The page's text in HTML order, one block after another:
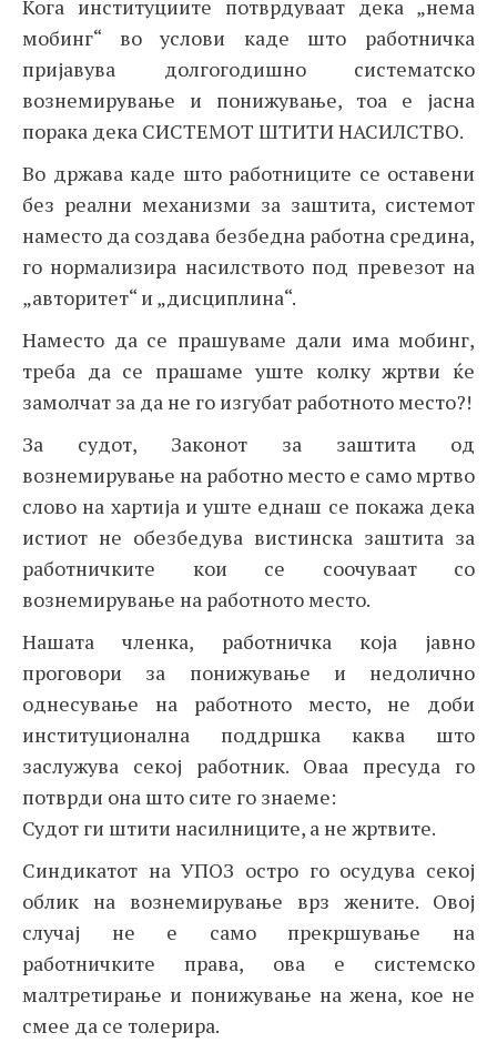
Кога институциите потврдуваат дека „нема
мобинг“ во услови каде што работничка
пријавува долгогодишно систематско
вознемирување и понижување, тоа е јасна
порака дека СИСТЕМОТ ШТИТИ НАСИЛСТВО.
Во држава каде што работниците се оставени
без реални механизми за заштита, системот
наместо да создава безбедна работна средина,
го нормализира насилството под превезот на
„авторитет“ и „дисциплина“.
Наместо да се прашуваме дали има мобинг,
треба да се прашаме уште колку жртви ќе
замолчат за да не го изгубат работното место?!
За судот, Законот за заштита од
вознемирување на работно место е само мртво
слово на хартија и уште еднаш се покажа дека
истиот не обезбедува вистинска заштита за
работничките кои се соочуваат со
вознемирување на работното место.
Нашата членка, работничка која јавно
проговори за понижување и недолично
однесување на работното место, не доби
институционална поддршка каква што
заслужува секој работник. Оваа пресуда го
потврди она што сите го знаеме:
Судот ги штити насилниците, а не жртвите.
Синдикатот на УПОЗ остро го осудува секој
облик на вознемирување врз жените. Овој
случај не е само прекршување на
работничките права, ова е системско
малтретирање и понижување на жена, кое не
смее да се толерира.